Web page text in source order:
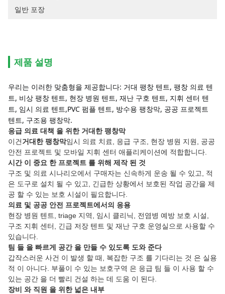
일반 포장
제품 설명
우리는 이러한 맞춤형을 제공합니다: 거대 팽창 텐트, 팽창 의료 텐
트, 비상 팽창 텐트, 현장 병원 텐트, 재난 구호 텐트, 지휘 센터 텐
트, 임시 의료 텐트,PVC 펌플 텐트, 방수용 팽창막, 공공 프로젝트
텐트, 구조용 팽창막.
응급 의료 대책 을 위한 거대한 팽창막
이건거대한 팽창막임시 의료 치료, 응급 구조, 현장 병원 지원, 공공
안전 프로젝트 및 모바일 지휘 센터 애플리케이션에 적합합니다.
시간 이 중요 한 프로젝트 를 위해 제작 된 것
구조 및 의료 시나리오에서 구매자는 신속하게 운송 될 수 있고, 적
은 도구로 설치 될 수 있고, 긴급한 상황에서 보호된 작업 공간을 제
공 할 수 있는 보호 시설이 필요합니다.
의료 및 공공 안전 프로젝트에서의 응용
현장 병원 텐트, triage 지역, 임시 클리닉, 전염병 예방 보호 시설,
구조 지휘 센터, 긴급 저장 텐트 및 재난 구호 운영실으로 사용할 수
있습니다.
팀 들 을 빠르게 공간 을 만들 수 있도록 도와 준다
갑작스러운 사건 이 발생 할 때, 복잡한 구조 를 기다리는 것 은 실용
적 이 아니다. 부풀이 수 있는 보호구역 은 응급 팀 들 이 사용 할 수
있는 공간 을 더 빨리 건설 하는 데 도움 이 된다.
장비 와 직원 을 위한 넓은 내부